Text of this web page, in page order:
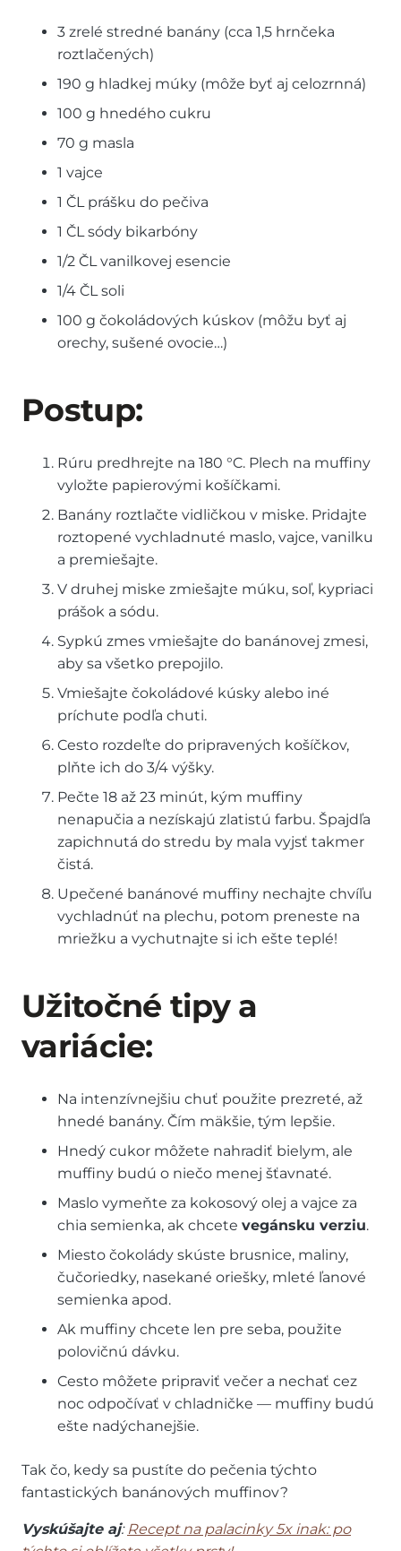
3 zrelé stredné banány (cca 1,5 hrnčeka
roztlačených)
190 g hladkej múky (môže byť aj celozrnná)
100 g hnedého cukru
70 g masla
1 vajce
1 ČL prášku do pečiva
1 ČL sódy bikarbóny
1/2 ČL vanilkovej esencie
1/4 ČL soli
100 g čokoládových kúskov (môžu byť aj
orechy, sušené ovocie…)
Postup:
Rúru predhrejte na 180 °C. Plech na muffiny
vyložte papierovými košíčkami.
Banány roztlačte vidličkou v miske. Pridajte
roztopené vychladnuté maslo, vajce, vanilku
a premiešajte.
V druhej miske zmiešajte múku, soľ, kypriaci
prášok a sódu.
Sypkú zmes vmiešajte do banánovej zmesi,
aby sa všetko prepojilo.
Vmiešajte čokoládové kúsky alebo iné
príchute podľa chuti.
Cesto rozdeľte do pripravených košíčkov,
plňte ich do 3/4 výšky.
Pečte 18 až 23 minút, kým muffiny
nenapučia a nezískajú zlatistú farbu. Špajdľa
zapichnutá do stredu by mala vyjsť takmer
čistá.
Upečené banánové muffiny nechajte chvíľu
vychladnúť na plechu, potom preneste na
mriežku a vychutnajte si ich ešte teplé!
Užitočné tipy a
variácie:
Na intenzívnejšiu chuť použite prezreté, až
hnedé banány. Čím mäkšie, tým lepšie.
Hnedý cukor môžete nahradiť bielym, ale
muffiny budú o niečo menej šťavnaté.
Maslo vymeňte za kokosový olej a vajce za
chia semienka, ak chcete vegánsku verziu.
Miesto čokolády skúste brusnice, maliny,
čučoriedky, nasekané oriešky, mleté ľanové
semienka apod.
Ak muffiny chcete len pre seba, použite
polovičnú dávku.
Cesto môžete pripraviť večer a nechať cez
noc odpočívať v chladničke — muffiny budú
ešte nadýchanejšie.
Tak čo, kedy sa pustíte do pečenia týchto
fantastických banánových muffinov?
Vyskúšajte aj: Recept na palacinky 5x inak: po